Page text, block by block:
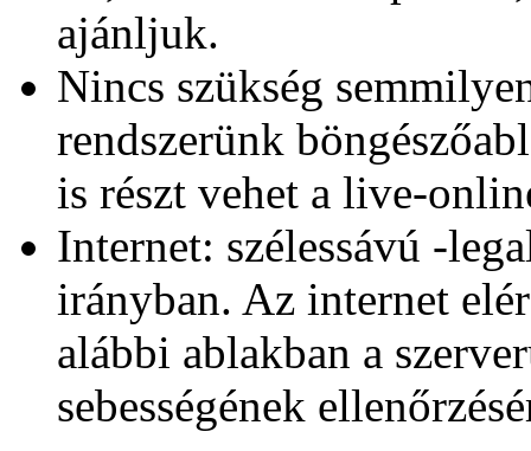
ajánljuk.
Nincs szükség
rendszerünk
is részt vehet a live-
Internet: szélessávú -
irányban. Az internet
alábbi ablakban a
sebességének